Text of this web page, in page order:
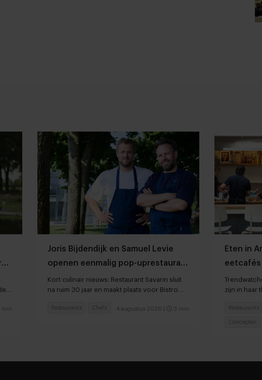
min
Joris Bijdendijk en Samuel Levie
openen eenmalig pop-uprestaurant
Café de Lepel
Kort culinair nieuws: Restaurant Savarin sluit
na ruim 30 jaar en maakt plaats voor Bistro
4 augustus 2026 3 min
Restaurants Chefs
Eten in
eetcafés
zijn in haar
Restaurants
Concepten